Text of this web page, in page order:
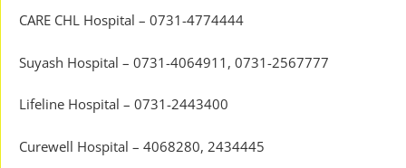
CARE CHL Hospital – 0731-4774444
Suyash Hospital – 0731-4064911, 0731-2567777
Lifeline Hospital – 0731-2443400
Curewell Hospital – 4068280, 2434445